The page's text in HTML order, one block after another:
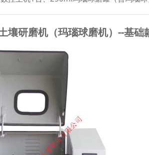
壤研磨机（玛瑙球磨机）--基础